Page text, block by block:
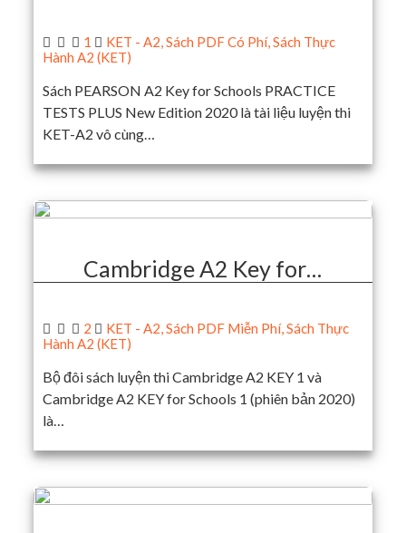
1 KET - A2,Sách PDF Có Phí,Sách Thực
Hành A2 (KET)
Sách PEARSON A2 Key for Schools PRACTICE
TESTS PLUS New Edition 2020 là tài liệu luyện thi
KET-A2 vô cùng…
Cambridge A2 Key for…
2 KET - A2,Sách PDF Miễn Phí,Sách Thực
Hành A2 (KET)
Bộ đôi sách luyện thi Cambridge A2 KEY 1 và
Cambridge A2 KEY for Schools 1 (phiên bản 2020)
là…